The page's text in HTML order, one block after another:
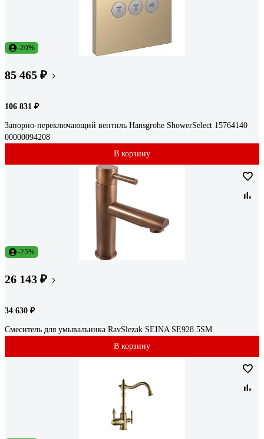
-20%
85 465 ₽
106 831 ₽
Запорно-переключающий вентиль Hansgrohe ShowerSelect 15764140
00000094208
В корзину
-25%
26 143 ₽
34 630 ₽
Смеситель для умывальника RavSlezak SEINA SE928.5SM
В корзину